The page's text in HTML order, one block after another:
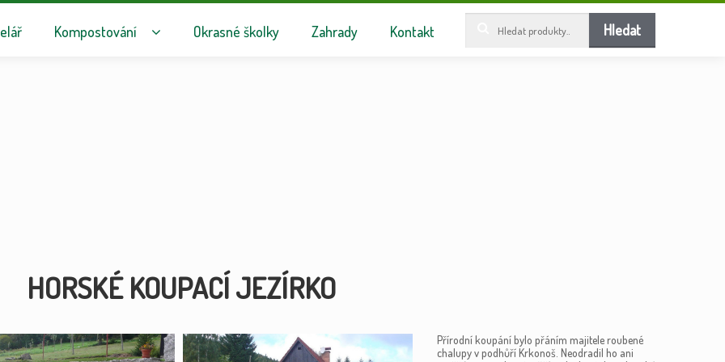
webu
Hledat
Kompostování Okrasné školky Zahrady Kontakt
HORSKÉ KOUPACÍ JEZÍRKO
Přírodní koupání bylo přáním majitele roubené
chalupy v podhůří Krkonoš. Neodradil ho ani